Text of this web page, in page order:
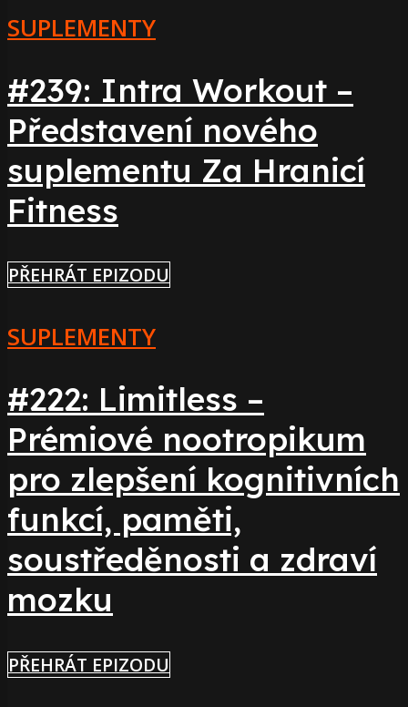
SUPLEMENTY
#239: Intra Workout –
Představení nového
suplementu Za Hranicí
Fitness
PŘEHRÁT EPIZODU
SUPLEMENTY
#222: Limitless –
Prémiové nootropikum
pro zlepšení kognitivních
funkcí, paměti,
soustředěnosti a zdraví
mozku
PŘEHRÁT EPIZODU